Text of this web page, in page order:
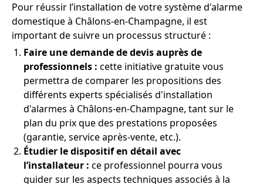
Pour réussir l’installation de votre système d'alarme
domestique à Châlons-en-Champagne, il est
important de suivre un processus structuré :
Faire une demande de devis auprès de
professionnels : cette initiative gratuite vous
permettra de comparer les propositions des
différents experts spécialisés d'installation
d'alarmes à Châlons-en-Champagne, tant sur le
plan du prix que des prestations proposées
(garantie, service après-vente, etc.).
Étudier le dispositif en détail avec
l’installateur : ce professionnel pourra vous
guider sur les aspects techniques associés à la